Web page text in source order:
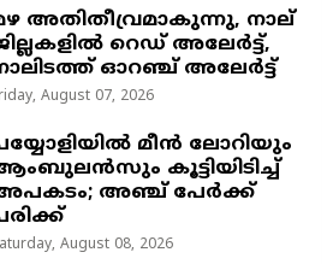
അതിതീവ്രമാകുന്നു, നാല്
റെഡ് അലേര്‍ട്ട്‌,
ഓറഞ്ച് അലേർട്ട്
August 07, 2026
മീൻ ലോറിയും
കൂട്ടിയിടിച്ച്
അഞ്ച് പേർക്ക്
August 08, 2026